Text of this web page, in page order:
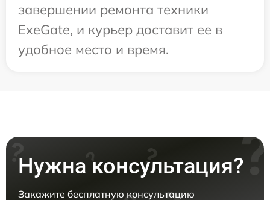
завершении ремонта техники
ExeGate, и курьер доставит ее в
удобное место и время.
Нужна консультация?
Закажите бесплатную консультацию